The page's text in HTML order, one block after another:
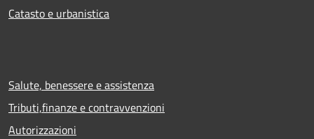
Catasto e urbanistica
Salute, benessere e assistenza
Tributi,finanze e contravvenzioni
Autorizzazioni